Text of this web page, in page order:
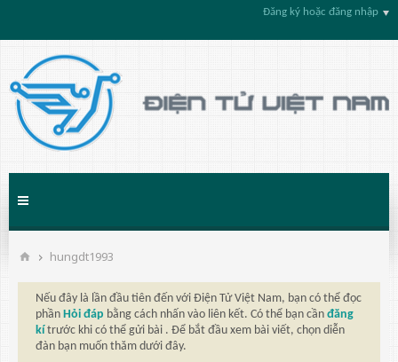
Đăng ký hoặc đăng nhập
hungdt1993
Nếu đây là lần đầu tiên đến với Điện Tử Việt Nam, bạn có thể đọc
phần Hỏi đáp bằng cách nhấn vào liên kết. Có thể bạn cần đăng
kí trước khi có thể gửi bài . Để bắt đầu xem bài viết, chọn diễn
đàn bạn muốn thăm dưới đây.